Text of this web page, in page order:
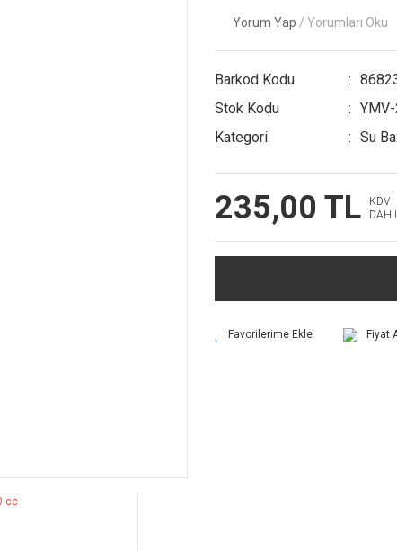
Yorum Yap / Yorumları Oku
Barkod Kodu
Stok Kodu
Kategori
Su
235,00 TL
KDV
Fiyat